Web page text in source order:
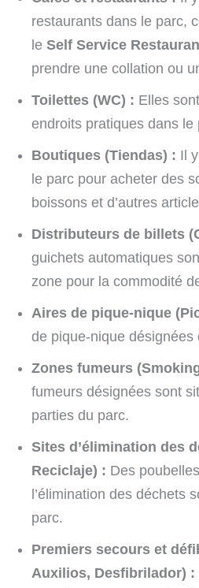
restaurants dans le parc,
le Self Service
prendre une collation ou
Toilettes (WC) : Elles
endroits pratiques dans le
Boutiques (Tiendas) : Il
le parc pour acheter des
boissons et d’autres
Distributeurs de billets
guichets automatiques
zone pour la commodité
Aires de pique-nique
de pique-nique désignées
Zones fumeurs
fumeurs désignées sont
parties du parc.
Sites d’élimination des
Reciclaje) : Des
l’élimination des déchets
parc.
Premiers secours et
Auxilios, Desfibrilador) :